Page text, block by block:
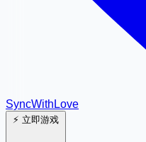
SyncWith Love
⚡ 立即游戏